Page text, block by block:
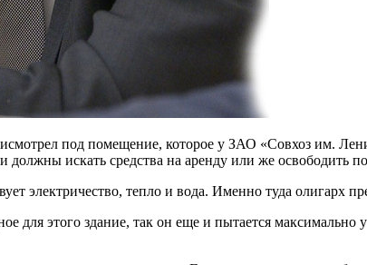
под помещение, которое у ЗАО «Совхоз им.
должны искать средства на аренду или же освободить
электричество, тепло и вода. Именно туда олигарх
для этого здание, так он еще и пытается